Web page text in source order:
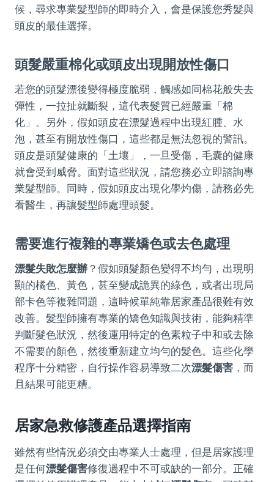
候，尋求專業髮型師的即時介入，會是保護您秀髮與
頭皮的最佳選擇。
頭髮嚴重棉化或頭皮出現開放性傷口
若您的頭髮漂後變得極度脆弱，觸感如同棉花般失去
彈性，一拉扯就斷裂，這代表髮質已經嚴重「棉
化」。另外，假如頭皮在漂髮過程中出現紅腫、水
泡，甚至有開放性傷口，這些都是無法忽視的警訊。
頭皮是頭髮健康的「土壤」，一旦受傷，毛囊的健康
就會受到威脅。面對這些狀況，請您務必立即諮詢專
業髮型師。同時，假如頭皮出現化學灼傷，請務必先
看醫生，再讓髮型師處理頭髮。
需要進行複雜的專業矯色或去色處理
漂髮失敗怎麼辦？假如頭髮顏色變得不均勻，出現明
顯的橘色、黃色，甚至變成詭異的綠色，或者出現局
部卡色等複雜問題，這時候單純靠居家產品很難有效
改善。髮型師擁有專業的矯色知識與技術，能夠精準
判斷髮色狀況，然後運用特定的色素粒子中和或去除
不需要的顏色，然後重新建立均勻的髮色。這些化學
程序十分精密，自行操作容易導致二次漂髮傷害 ，而
且結果可能更糟。
居家急救修護產品選擇指南
雖然有些情況必須交由專業人士處理，但是居家護理
是任何漂髮傷害修復過程中不可或缺的一部分。正確